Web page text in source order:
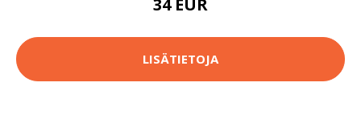
LISÄTIETOJA